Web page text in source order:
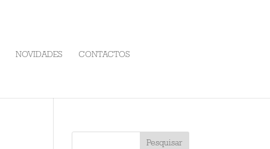
NOVIDADES CONTACTOS
Pesquisar